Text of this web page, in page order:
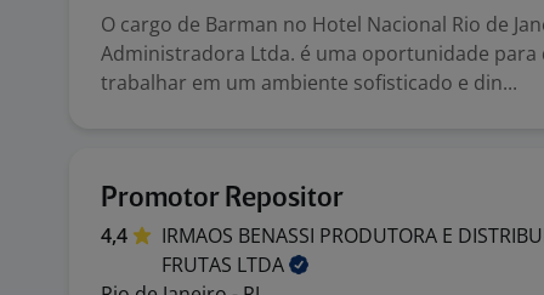
O cargo de Barman no Hotel Nacional Rio de
Administradora Ltda. é uma oportunidade para
trabalhar em um ambiente sofisticado e din...
Promotor Repositor
4,4
IRMAOS BENASSI PRODUTORA E
FRUTAS LTDA